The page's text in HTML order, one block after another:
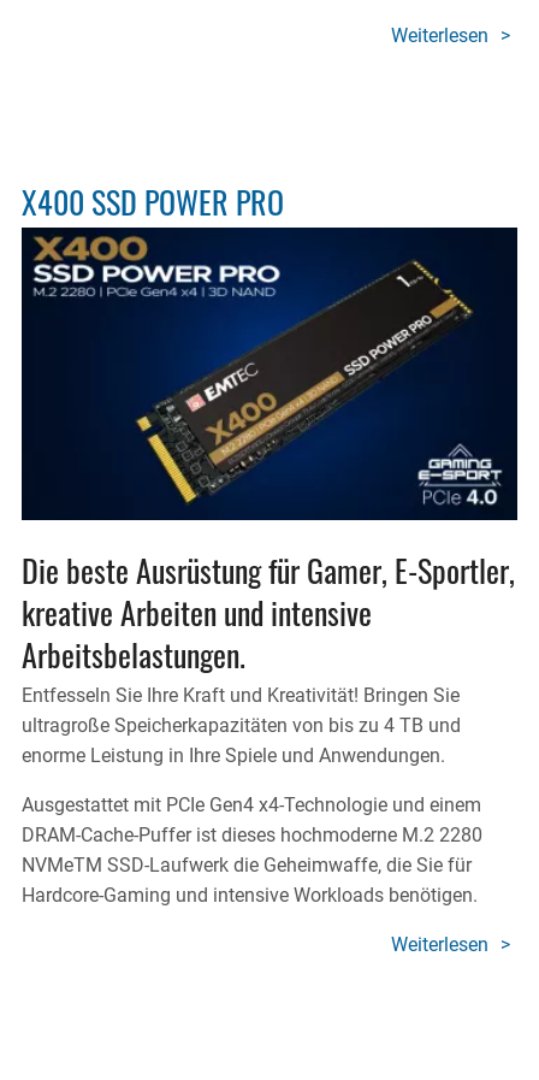
Weiterlesen über
X400 SSD POWER PRO
Die beste Ausrüstung für Gamer, E-Sportler,
kreative Arbeiten und intensive
Arbeitsbelastungen.
Entfesseln Sie Ihre Kraft und Kreativität! Bringen Sie
ultragroße Speicherkapazitäten von bis zu 4 TB und
enorme Leistung in Ihre Spiele und Anwendungen.
Ausgestattet mit PCIe Gen4 x4-Technologie und einem
DRAM-Cache-Puffer ist dieses hochmoderne M.2 2280
NVMeTM SSD-Laufwerk die Geheimwaffe, die Sie für
Hardcore-Gaming und intensive Workloads benötigen.
Weiterlesen über